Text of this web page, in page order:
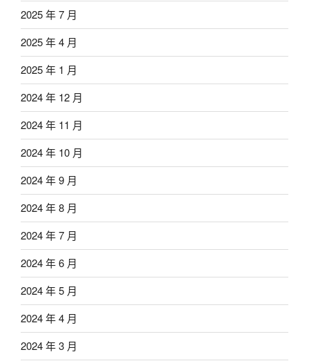
2025 年 7 月
2025 年 4 月
2025 年 1 月
2024 年 12 月
2024 年 11 月
2024 年 10 月
2024 年 9 月
2024 年 8 月
2024 年 7 月
2024 年 6 月
2024 年 5 月
2024 年 4 月
2024 年 3 月